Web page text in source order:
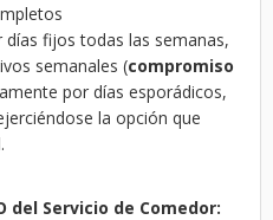
días fijos todas las semanas,
semanales (compromiso
por días esporádicos,
la opción que
del Servicio de Comedor: